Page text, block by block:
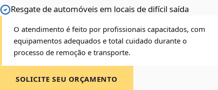
Resgate de automóveis em locais de difícil saída
O atendimento é feito por profissionais capacitados, com
equipamentos adequados e total cuidado durante o
processo de remoção e transporte.
SOLICITE SEU ORÇAMENTO